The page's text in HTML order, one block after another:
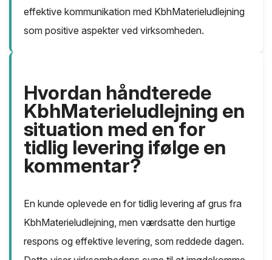
effektive kommunikation med KbhMaterieludlejning
som positive aspekter ved virksomheden.
Hvordan håndterede
KbhMaterieludlejning en
situation med en for
tidlig levering ifølge en
kommentar?
En kunde oplevede en for tidlig levering af grus fra
KbhMaterieludlejning, men værdsatte den hurtige
respons og effektive levering, som reddede dagen.